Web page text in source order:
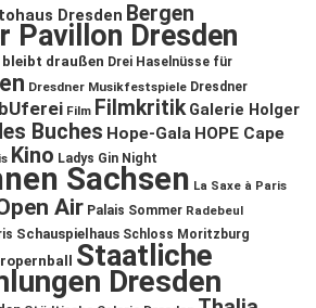
Dresden Bergen
Pavillon Dresden
bleibt draußen Drei Haselnüsse für
Dresdner Musikfestspiele Dresdner
Film Filmkritik Galerie Holger
Buches Hope-Gala HOPE Cape
Kino Ladys Gin Night
Sachsen La Saxe à Paris
Air Palais Sommer Radebeul
Schauspielhaus Schloss Moritzburg
Staatliche
Dresden